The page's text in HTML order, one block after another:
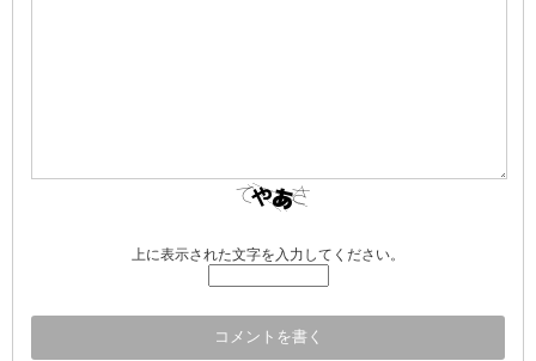
上に表示された文字を入力してください。